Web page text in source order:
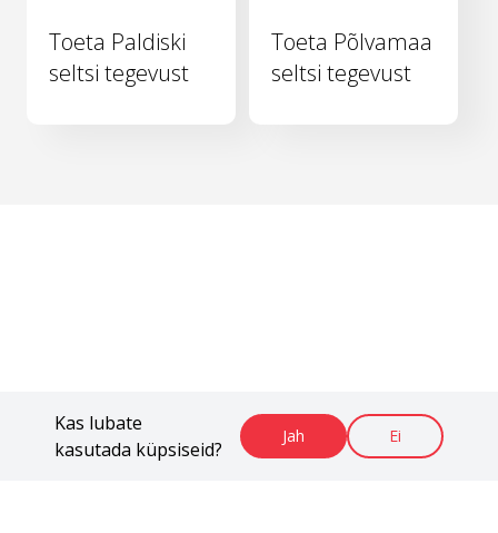
Kas lubate
kasutada küpsiseid?
Jah Ei
Toeta Paldiski
seltsi tegevust
Toeta Põlvamaa
seltsi tegevust